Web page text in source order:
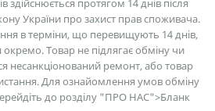
здійснюється протягом 14 днів після
України про захист прав споживача.
в терміни, що перевищують 14 днів,
Товар не підлягає обміну чи
несанкціонований ремонт, або товар
Для ознайомлення умов обміну
до розділу "ПРО НАС">Бланк